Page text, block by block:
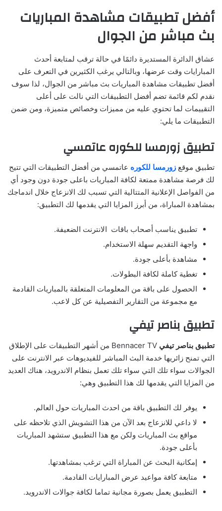
أفضل تطبيقات مشاهدة المباريات
بث مباشر من الجوال
عشاق الدائرة المستديرة دائمًا في حالة ترقب لمتابعة أحدث
المبارايات وقت عرضها، وبالتالي يرغب الكثيرين في التعرف على
أفضل تطبيقات مشاهدة المباريات بث مباشر من الجوال، لذا سوف
نقدم لكم قائمة تضم أفضل التطبيقات التي نالت على أعلى
التقييمات لما تحتوي عليه من مميزات وخصائص متميزة، ومن ضمن
التطبيقات ما يلي:
تطبيق زورمسا للكوره عاتمسي
تطبيق موقع زورمسا للكوره عاتمسي من أفضل التطبيقات التي تتيح
لك فرصة مشاهدة ممتعة لكافة المباريات باعلى جودة دون وجود أي
من الفواصل الإعلانية المتتالية التي تسبب لك الانزعاج خلال اندماجك
بمشاهدة المباراة، من أبرز المزايا التي يقدمها لك التطبيق:
تطبيق يناسب أصحاب باقات الانترنت الضعيفة.
واجهة التقديم سهلة الاستخدام.
مشاهدة بأعلى جودة.
تغطية كاملة لكافة البطولات.
الحصول على باقة من المعلومات المتعلقة بالمباريات القادمة
مع مجموعة من التقارير التفصيلية عن كل لاعب.
تطبيق بناصر تيفي
تطبيق بناصر تيفي
Bennacer TV من أشهر التطبيقات على الإطلاق
التي تمنح زائريها خدمة البث المباشر للفيديوهات عبر الانترنت على
الجوالات سواء تلك التي سواء تلك تعمل بنظام الاندرويد، هناك العديد
من المزايا التي يقدمها لك هذا التطبيق وهي:
يوفر لك التطبيق باقة من احدث المباريات حول العالم.
لا داعي للانزعاج بعد الآن من هذا التشويش الذي تلاحظه على
مواقع بث المباريات ولكن مع هذا التطبيق ستشهد المباريات
بأعلى جودة.
إمكانية البحث عن المباراة التي ترغب بمشاهدتها.
متابعة كافة مواعيد عرض المبارايات القادمة.
التطبيق يعمل بصورة مجانية تماما لكافة جوالات الاندرويد.